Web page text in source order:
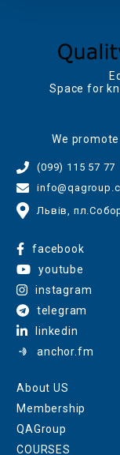
Space for
We
(099) 115 57 77
Львів,
facebook
youtube
instagram
telegram
linkedin
anchor.fm
About US
Membership
QAGroup
COURSES